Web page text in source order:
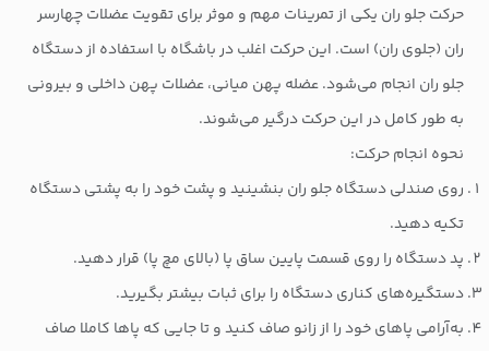
حرکت جلو ران یکی از تمرینات مهم و موثر برای تقویت عضلات چهارسر
ران (جلوی ران) است. این حرکت اغلب در باشگاه با استفاده از دستگاه
جلو ران انجام می‌شود. عضله پهن میانی، عضلات پهن داخلی و بیرونی
به طور کامل در این حرکت درگیر می‌شوند.
نحوه انجام حرکت:
روی صندلی دستگاه جلو ران بنشینید و پشت خود را به پشتی دستگاه
تکیه دهید.
پد دستگاه را روی قسمت پایین ساق پا (بالای مچ پا) قرار دهید.
دستگیره‌های کناری دستگاه را برای ثبات بیشتر بگیرید.
به‌آرامی پاهای خود را از زانو صاف کنید و تا جایی که پاها کاملا صاف